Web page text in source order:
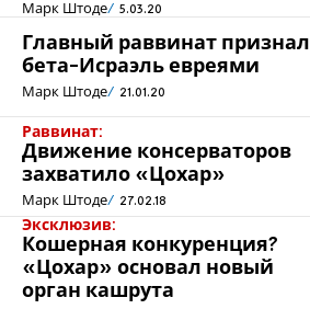
Марк Штоде 5.03.20
Главный раввинат признал
бета-Исраэль евреями
Марк Штоде 21.01.20
Раввинат:
Движение консерваторов
захватило «Цохар»
Марк Штоде 27.02.18
Эксклюзив:
Кошерная конкуренция?
«Цохар» основал новый
орган кашрута